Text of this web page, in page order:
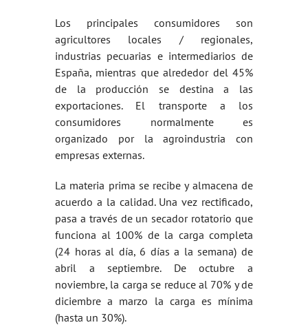
Los principales consumidores son
agricultores locales / regionales,
industrias pecuarias e intermediarios de
España, mientras que alrededor del 45%
de la producción se destina a las
exportaciones. El transporte a los
consumidores normalmente es
organizado por la agroindustria con
empresas externas.
La materia prima se recibe y almacena de
acuerdo a la calidad. Una vez rectificado,
pasa a través de un secador rotatorio que
funciona al 100% de la carga completa
(24 horas al día, 6 días a la semana) de
abril a septiembre. De octubre a
noviembre, la carga se reduce al 70% y de
diciembre a marzo la carga es mínima
(hasta un 30%).